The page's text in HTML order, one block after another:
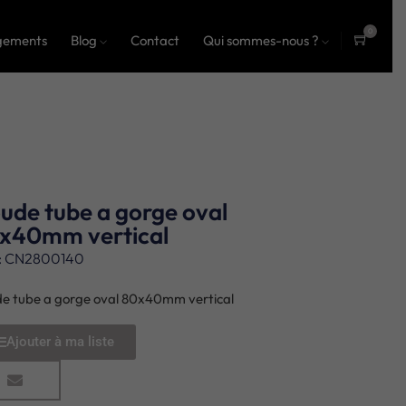
Blog Contact Qui sommes-nous ?
0
tube a gorge oval
vertical
CN2800140
tube a gorge oval 80x40mm vertical
Ajouter à ma liste